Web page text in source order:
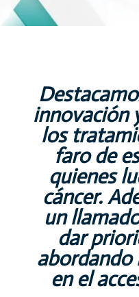
innovación
los
faro de
quienes
cáncer.
un
dar
abordando
en el